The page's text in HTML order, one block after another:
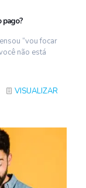
pago?
“vou focar
não está
VISUALIZAR